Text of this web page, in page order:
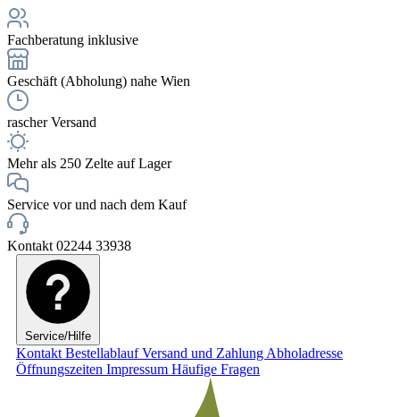
Fachberatung inklusive
Geschäft (Abholung) nahe Wien
rascher Versand
Mehr als 250 Zelte auf Lager
Service vor und nach dem Kauf
Kontakt 02244 33938
Service/Hilfe
Kontakt BestellablaufVersand und Zahlung Abholadresse
Öffnungszeiten Impressum Häufige Fragen